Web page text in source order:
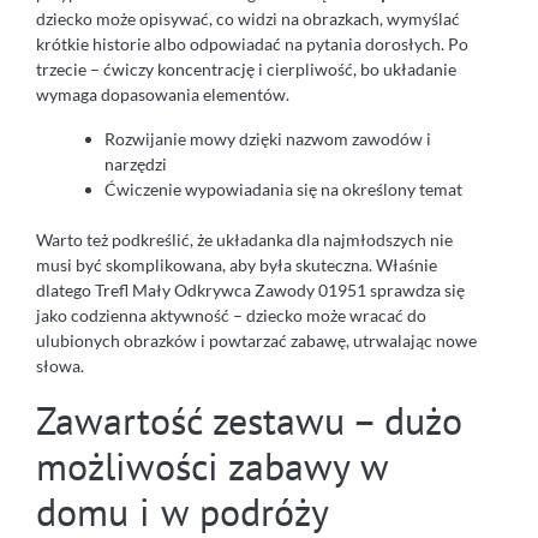
dziecko może opisywać, co widzi na obrazkach, wymyślać
krótkie historie albo odpowiadać na pytania dorosłych. Po
trzecie – ćwiczy koncentrację i cierpliwość, bo układanie
wymaga dopasowania elementów.
Rozwijanie mowy dzięki nazwom zawodów i
narzędzi
Ćwiczenie wypowiadania się na określony temat
Warto też podkreślić, że układanka dla najmłodszych nie
musi być skomplikowana, aby była skuteczna. Właśnie
dlatego Trefl Mały Odkrywca Zawody 01951 sprawdza się
jako codzienna aktywność – dziecko może wracać do
ulubionych obrazków i powtarzać zabawę, utrwalając nowe
słowa.
Zawartość zestawu – dużo
możliwości zabawy w
domu i w podróży